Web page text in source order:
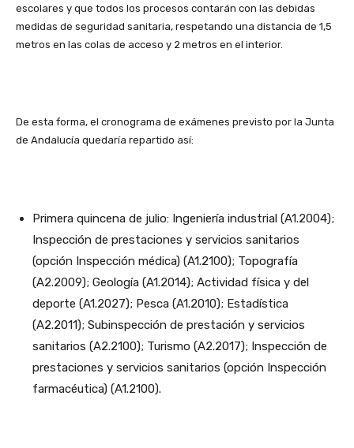
escolares y que todos los procesos contarán con las debidas
medidas de seguridad sanitaria, respetando una distancia de 1,5
metros en las colas de acceso y 2 metros en el interior.
De esta forma, el cronograma de exámenes previsto por la Junta
de Andalucía quedaría repartido así:
Primera quincena de julio: Ingeniería industrial (A1.2004);
Inspección de prestaciones y servicios sanitarios
(opción Inspección médica) (A1.2100); Topografía
(A2.2009); Geología (A1.2014); Actividad física y del
deporte (A1.2027); Pesca (A1.2010); Estadística
(A2.2011); Subinspección de prestación y servicios
sanitarios (A2.2100); Turismo (A2.2017); Inspección de
prestaciones y servicios sanitarios (opción Inspección
farmacéutica) (A1.2100).